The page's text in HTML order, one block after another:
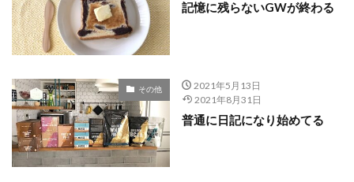
記憶に残らないGWが終わる
その他
2021年5月13日
2021年8月31日
普通に日記になり始めてる